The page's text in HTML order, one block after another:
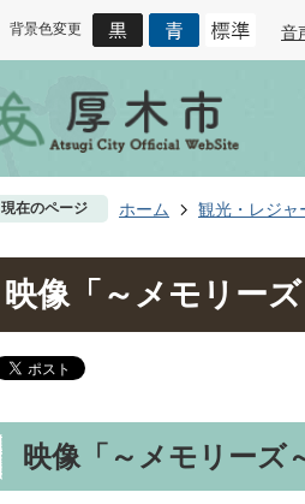
背景色変更 音
現在のページ ホーム 観光・レジャ
映像「～メモリー
映像「～メモリーズ